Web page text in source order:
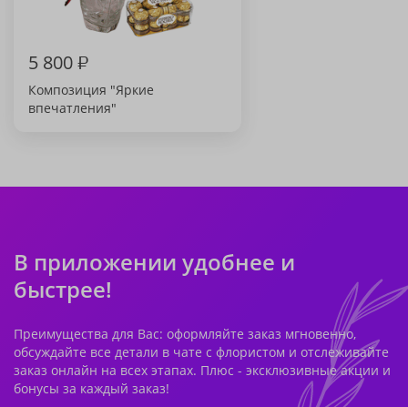
5 800₽
Композиция "Яркие
впечатления"
В приложении удобнее и
быстрее!
Преимущества для Вас: оформляйте заказ мгновенно,
обсуждайте все детали в чате с флористом и отслеживайте
заказ онлайн на всех этапах. Плюс - эксклюзивные акции и
бонусы за каждый заказ!